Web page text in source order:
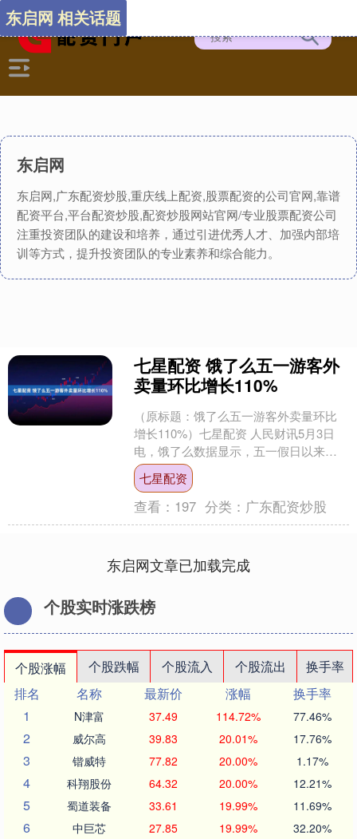
东启网
东启网,广东配资炒股,重庆线上配资,股票配资的公司官网,靠谱
配资平台,平台配资炒股,配资炒股网站官网/专业股票配资公司
注重投资团队的建设和培养，通过引进优秀人才、加强内部培
训等方式，提升投资团队的专业素养和综合能力。
东启网 相关话题
七星配资 饿了么五一游客外
卖量环比增长110%
（原标题：饿了么五一游客外卖量环比
增长110%）七星配资 人民财讯5月3日
电，饿了么数据显示，五一假日以来，
奶茶、冰粉、饮料冰品、咖啡等多品类
外卖量均年同比增长....
七星配资
查看： 197 分类： 广东配资炒股
东启网文章已加载完成
个股实时涨跌榜
个股涨幅 个股跌幅 个股流入 个股流出
换手率
排名
名称 最新价 涨幅
换手率
1
N津富 37.49 114.72% 77.46%
2 威尔高 39.83 20.01% 17.76%
3 锴威特 77.82 20.00% 1.17%
4 科翔股份 64.32 20.00% 12.21%
5 蜀道装备 33.61 19.99% 11.69%
6 中巨芯 27.85 19.99% 32.20%